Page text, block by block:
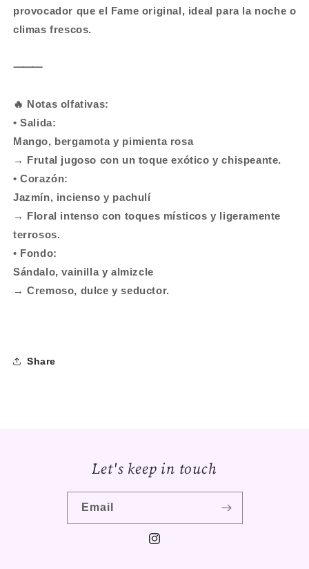
provocador que el Fame original, ideal para la noche o
climas frescos.
⸻
🔥 Notas olfativas:
• Salida:
Mango, bergamota y pimienta rosa
→ Frutal jugoso con un toque exótico y chispeante.
• Corazón:
Jazmín, incienso y pachulí
→ Floral intenso con toques místicos y ligeramente
terrosos.
• Fondo:
Sándalo, vainilla y almizcle
→ Cremoso, dulce y seductor.
Share
Let's keep in touch
Email
Instagram